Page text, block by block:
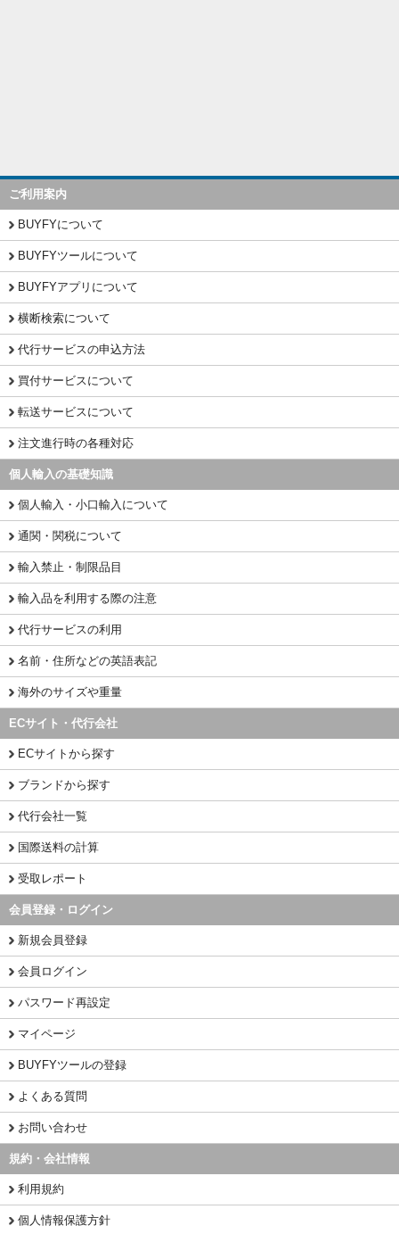
ご利用案内
BUYFYについて
BUYFYツールについて
BUYFYアプリについて
横断検索について
代行サービスの申込方法
買付サービスについて
転送サービスについて
注文進行時の各種対応
個人輸入の基礎知識
個人輸入・小口輸入について
通関・関税について
輸入禁止・制限品目
輸入品を利用する際の注意
代行サービスの利用
名前・住所などの英語表記
海外のサイズや重量
ECサイト・代行会社
ECサイトから探す
ブランドから探す
代行会社一覧
国際送料の計算
受取レポート
会員登録・ログイン
新規会員登録
会員ログイン
パスワード再設定
マイページ
BUYFYツールの登録
よくある質問
お問い合わせ
規約・会社情報
利用規約
個人情報保護方針